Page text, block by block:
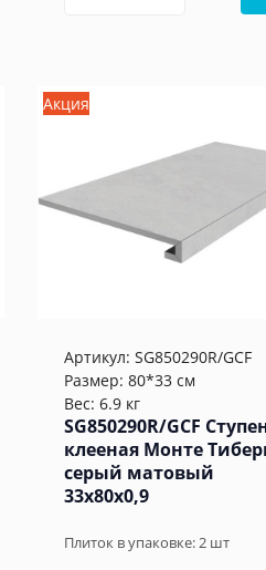
Акция
Артикул: SG850290R/GCF
Размер: 80*33 см
Вес: 6.9 кг
SG850290R/GCF
клееная Монте
серый матовый
33x80x0,9
Плиток в упаковке:2 шт